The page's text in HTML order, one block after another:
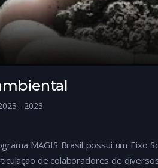
- 2023
MAGIS Brasil possui um Eixo
de colaboradores de